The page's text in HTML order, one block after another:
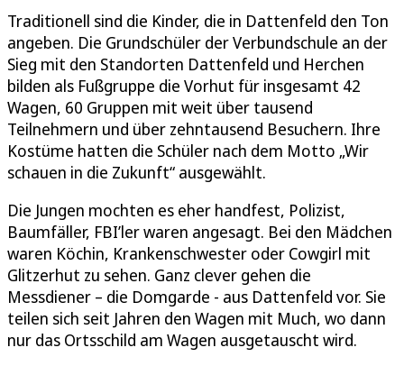
Traditionell sind die Kinder, die in Dattenfeld den Ton
angeben. Die Grundschüler der Verbundschule an der
Sieg mit den Standorten Dattenfeld und Herchen
bilden als Fußgruppe die Vorhut für insgesamt 42
Wagen, 60 Gruppen mit weit über tausend
Teilnehmern und über zehntausend Besuchern. Ihre
Kostüme hatten die Schüler nach dem Motto „Wir
schauen in die Zukunft“ ausgewählt.
Die Jungen mochten es eher handfest, Polizist,
Baumfäller, FBI’ler waren angesagt. Bei den Mädchen
waren Köchin, Krankenschwester oder Cowgirl mit
Glitzerhut zu sehen. Ganz clever gehen die
Messdiener – die Domgarde - aus Dattenfeld vor. Sie
teilen sich seit Jahren den Wagen mit Much, wo dann
nur das Ortsschild am Wagen ausgetauscht wird.